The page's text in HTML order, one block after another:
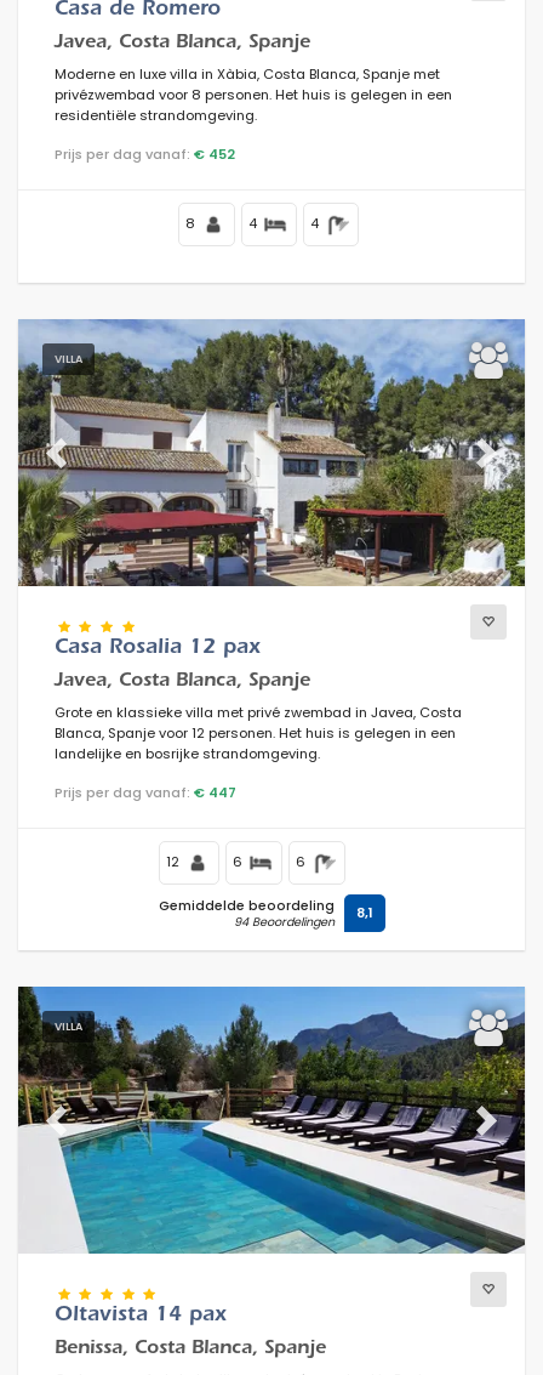
Casa de Romero
Javea, Costa Blanca, Spanje
Moderne en luxe villa in Xàbia, Costa Blanca, Spanje met
privézwembad voor 8 personen. Het huis is gelegen in een
residentiële strandomgeving.
Prijs per dag vanaf: € 452
8 4 4
VILLA
Previous Next
Casa Rosalia 12 pax
Javea, Costa Blanca, Spanje
Grote en klassieke villa met privé zwembad in Javea, Costa
Blanca, Spanje voor 12 personen. Het huis is gelegen in een
landelijke en bosrijke strandomgeving.
Prijs per dag vanaf: € 447
12 6 6
Gemiddelde beoordeling
94 Beoordelingen 8,1
VILLA
Previous Next
Oltavista 14 pax
Benissa, Costa Blanca, Spanje